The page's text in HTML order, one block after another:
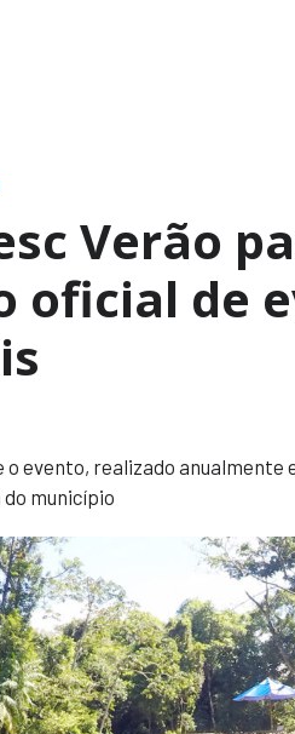
Verão
oficial de
evento, realizado
município